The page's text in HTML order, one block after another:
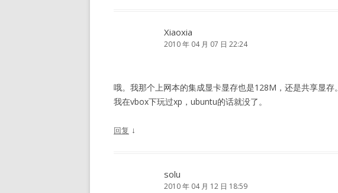
Xiaoxia
2010 年 04 月 07 日 22:24
哦。我那个上网本的集成显卡显存也是128M，还是共享显存。
我在vbox下玩过xp，ubuntu的话就没了。
回复 ↓
solu
2010 年 04 月 12 日 18:59